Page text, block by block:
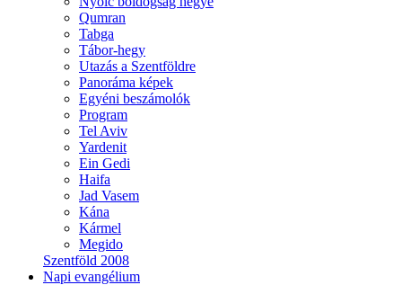
Qumran
Tabga
Tábor-hegy
Utazás a Szentföldre
Panoráma képek
Egyéni beszámolók
Program
Tel Aviv
Yardenit
Ein Gedi
Haifa
Jad Vasem
Kána
Kármel
Megido
Szentföld 2008
Napi evangélium